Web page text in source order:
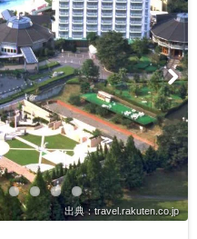
出典：travel.rakuten.co.jp